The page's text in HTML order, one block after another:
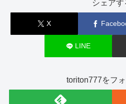
シェアす
X
LINE
toriton777をフ